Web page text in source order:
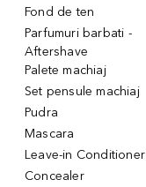
Fond de ten
Parfumuri barbati -
Aftershave
Palete machiaj
Set pensule machiaj
Pudra
Mascara
Leave-in Conditioner
Concealer